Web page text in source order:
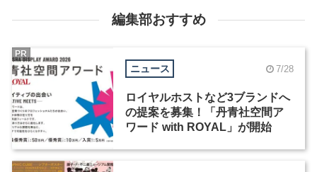
編集部おすすめ
ニュース 7/28
ロイヤルホストなど3ブランドへ
の提案を募集！「丹青社空間ア
ワード with ROYAL」が開始
PR